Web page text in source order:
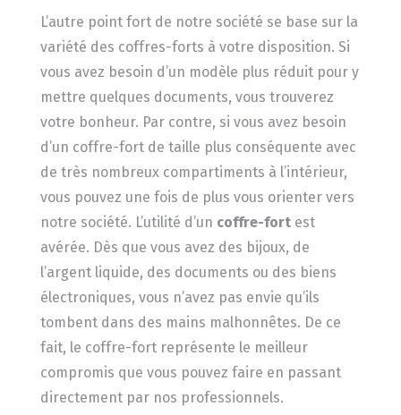
L’autre point fort de notre société se base sur la
variété des coffres-forts à votre disposition. Si
vous avez besoin d’un modèle plus réduit pour y
mettre quelques documents, vous trouverez
votre bonheur. Par contre, si vous avez besoin
d’un coffre-fort de taille plus conséquente avec
de très nombreux compartiments à l’intérieur,
vous pouvez une fois de plus vous orienter vers
notre société. L’utilité d’un coffre-fortest
avérée. Dès que vous avez des bijoux, de
l’argent liquide, des documents ou des biens
électroniques, vous n’avez pas envie qu’ils
tombent dans des mains malhonnêtes. De ce
fait, le coffre-fort représente le meilleur
compromis que vous pouvez faire en passant
directement par nos professionnels.